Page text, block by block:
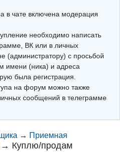
в чате включена модерация
необходимо написать
ВК или в личных
с просьбой
имени (ника) и адреса
была регистрация.
на форум можно также
сообщений в телеграмме
→ Приемная
→ Куплю/продам